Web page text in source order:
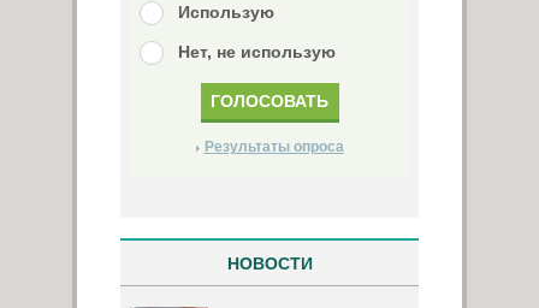
Использую
Нет, не использую
Результаты опроса
НОВОСТИ